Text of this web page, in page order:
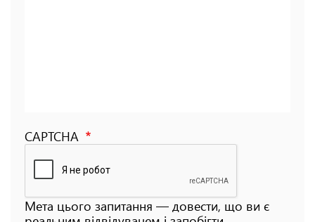
CAPTCHA
Мета цього запитання — довести, що ви є